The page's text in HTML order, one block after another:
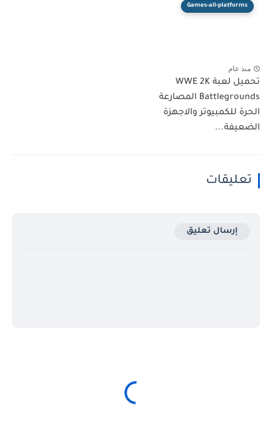
Games-all-platforms
منذ عام
تحميل لعبة WWE 2K
Battlegrounds المصارعة
الحرة للكمبيوتر والاجهزة
الضعيفة...
تعليقات
إرسال تعليق